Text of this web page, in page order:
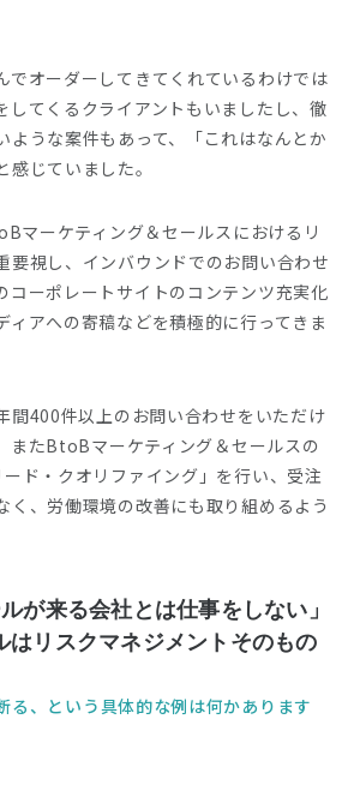
でオーダーしてきてくれているわけでは
してくるクライアントもいましたし、徹
ような案件もあって、「これはなんとか
感じていました。
マーケティング＆セールスにおけるリ
要視し、インバウンドでのお問い合わせ
コーポレートサイトのコンテンツ充実化
ィアへの寄稿などを積極的に行ってきま
間400件以上のお問い合わせをいただけ
またBtoBマーケティング＆セールスの
ド・クオリファイング」を行い、受注
く、労働環境の改善にも取り組めるよう
が来る会社とは仕事をしない」
はリスクマネジメントそのもの
る、という具体的な例は何かあります